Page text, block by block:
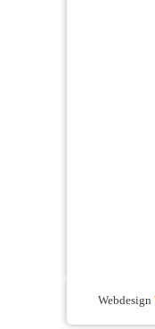
Webdesign